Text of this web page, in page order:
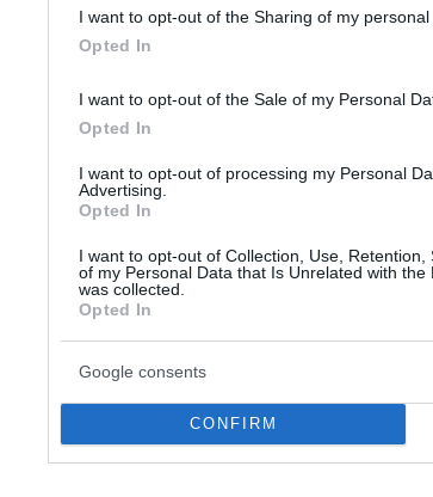
I want to opt-out of the Sharing of my personal
Opted In
I want to opt-out of the Sale of my Personal
Opted In
I want to opt-out of processing my Personal
Advertising.
Opted In
I want to opt-out of Collection, Use, Retention,
of my Personal Data that Is Unrelated with the
was collected.
Opted In
Google consents
CONFIRM
View this post on
Ακολουθήστε τοprotothema.gr στο Google